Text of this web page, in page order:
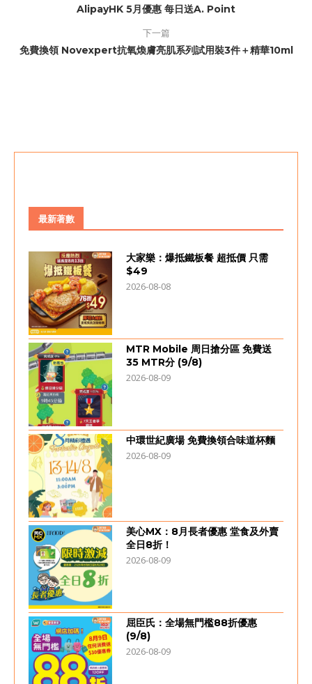
AlipayHK 5月優惠 每日送A. Point
下一篇
免費換領 Novexpert抗氧煥膚亮肌系列試用裝3件＋精華10ml
最新著數
大家樂：爆抵鐵板餐 超抵價 只需
$49
2026-08-08
MTR Mobile 周日搶分區 免費送
35 MTR分 (9/8)
2026-08-09
中環世紀廣場 免費換領合味道杯麵
2026-08-09
美心MX：8月長者優惠 堂食及外賣
全日8折！
2026-08-09
屈臣氏：全場無門檻88折優惠
(9/8)
2026-08-09